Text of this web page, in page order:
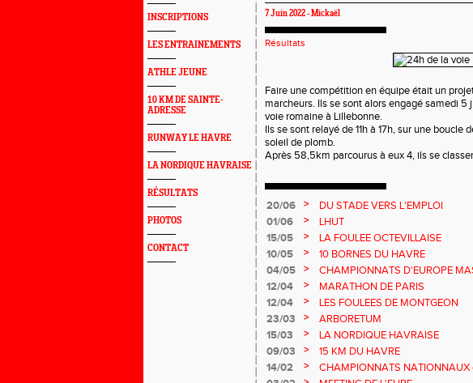
INSCRIPTIONS
LES ENTRAINEMENTS
ATHLE JEUNE
10 KM DE SAINTE-
ADRESSE
RUNWAY LE HAVRE
LA NORDIQUE HAVRAISE
RÉSULTATS
PHOTOS
CONTACT
7 Juin 2022 - Mickaël
Résultats
Faire une compétition en équipe était un
marcheurs. Ils se sont alors engagé samedi
voie romaine à Lillebonne.
Ils se sont relayé de 11h à 17h, sur une boucle
soleil de plomb.
Après 58,5km parcourus à eux 4, ils se
20/06 >
DU STADE VERS L'EMPLOI
01/06
>
LHUT
15/05
>
LA FOULEE OCTEVILLAISE
10/05
>
10 BORNES DU HAVRE
04/05
>
CHAMPIONNATS D'EUROPE
12/04
>
MARATHON DE PARIS
12/04
>
LES FOULEES DE MONTGEON
23/03
>
ARBORETUM
15/03
>
LA NORDIQUE HAVRAISE
09/03
>
15 KM DU HAVRE
14/02
>
CHAMPIONNATS